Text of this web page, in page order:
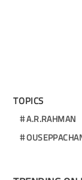
TOPICS
A.R.RAHMAN